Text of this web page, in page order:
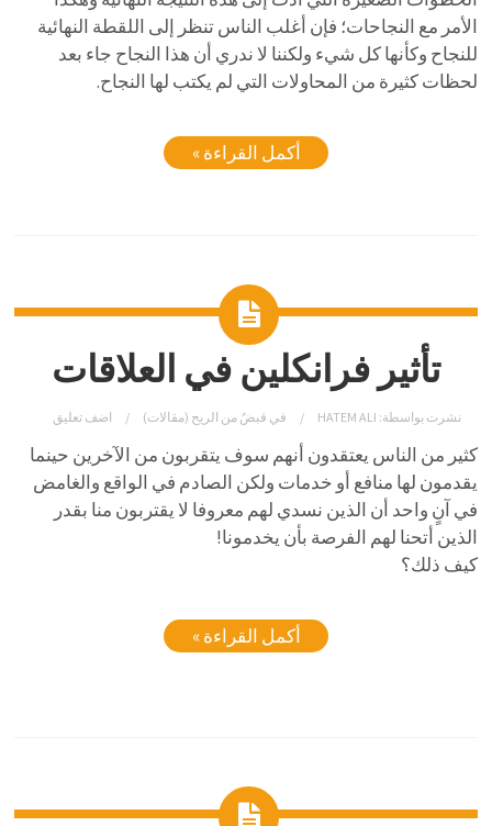
الأمر مع النجاحات؛ فإن أغلب الناس تنظر إلى اللقطة النهائية
للنجاح وكأنها كل شيء ولكننا لا ندري أن هذا النجاح جاء بعد
لحظات كثيرة من المحاولات التي لم يكتب لها النجاح.
أكمل القراءة »
تأثير فرانكلين في العلاقات
نشرت بواسطة: HATEM ALI في قبضٌ من الريح (مقالات) اضف تعليق
كثير من الناس يعتقدون أنهم سوف يتقربون من الآخرين حينما
يقدمون لها منافع أو خدمات ولكن الصادم في الواقع والغامض
في آنٍ واحد أن الذين نسدي لهم معروفا لا يقتربون منا بقدر
الذين أتحنا لهم الفرصة بأن يخدمونا!
كيف ذلك؟
أكمل القراءة »